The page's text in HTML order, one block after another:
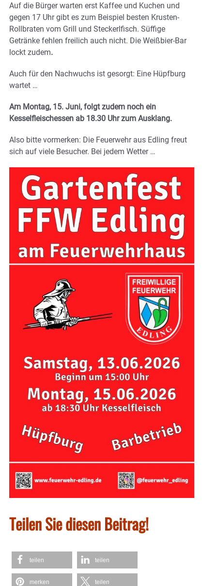
Auf die Bürger warten erst Kaffee und Kuchen und
gegen 17 Uhr gibt es zum Beispiel besten Krusten-
Rollbraten vom Grill und Steckerlfisch. Süffige
Getränke fehlen freilich auch nicht. Die Weißbier-Bar
lockt zudem.
Auch für den Nachwuchs ist gesorgt: Eine Hüpfburg
wartet …
Am Montag, 15. Juni, folgt zudem noch ein
Kesselfleischessen ab 18.30 Uhr zum Ausklang.
Also bitte vormerken: Die Feuerwehr aus Edling freut
sich auf viele Besucher. Bei jedem Wetter …
Teilen Sie diesen Beitrag!
teilen teilen
merken teilen